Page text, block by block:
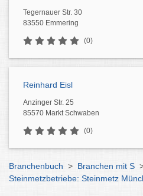
Tegernauer Str. 30
83550 Emmering
(0)
Reinhard Eisl
Anzinger Str. 25
85570 Markt Schwaben
(0)
Branchenbuch > Branchen mit S
Steinmetzbetriebe: Steinmetz